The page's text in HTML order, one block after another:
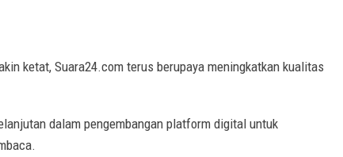
ketat, Suara24.com terus berupaya meningkatkan kualitas
dalam pengembangan platform digital untuk